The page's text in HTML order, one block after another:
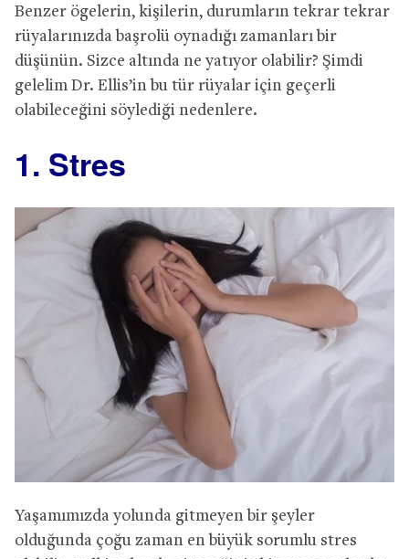
Benzer ögelerin, kişilerin, durumların tekrar tekrar
rüyalarınızda başrolü oynadığı zamanları bir
düşünün. Sizce altında ne yatıyor olabilir? Şimdi
gelelim Dr. Ellis’in bu tür rüyalar için geçerli
olabileceğini söylediği nedenlere.
1. Stres
Yaşamımızda yolunda gitmeyen bir şeyler
olduğunda çoğu zaman en büyük sorumlu stres